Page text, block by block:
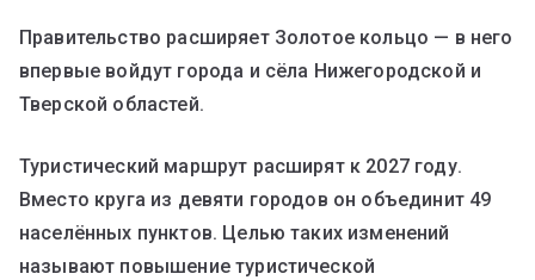
Правительство расширяет Золотое кольцо — в него
впервые войдут города и сёла Нижегородской и
Тверской областей.
Туристический маршрут расширят к 2027 году.
Вместо круга из девяти городов он объединит 49
населённых пунктов. Целью таких изменений
называют повышение туристической